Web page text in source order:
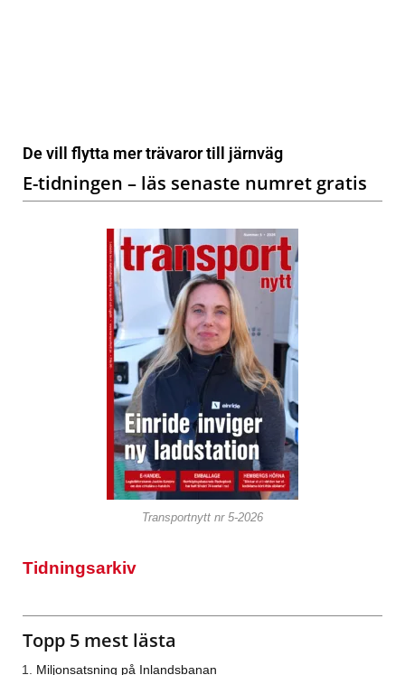
De vill flytta mer trävaror till järnväg
E-tidningen – läs senaste numret gratis
Transportnytt nr 5-2026
Tidningsarkiv
Topp 5 mest lästa
Miljonsatsning på Inlandsbanan